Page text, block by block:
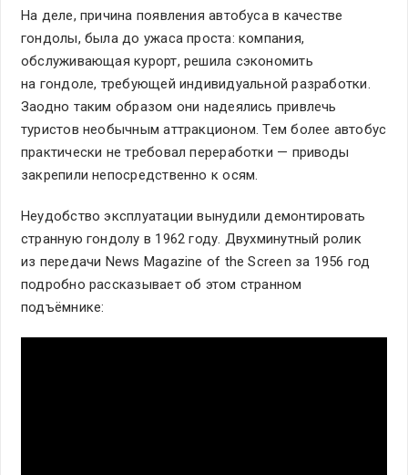
На деле, причина появления автобуса в качестве
гондолы, была до ужаса проста: компания,
обслуживающая курорт, решила сэкономить
на гондоле, требующей индивидуальной разработки.
Заодно таким образом они надеялись привлечь
туристов необычным аттракционом. Тем более автобус
практически не требовал переработки — приводы
закрепили непосредственно к осям.
Неудобство эксплуатации вынудили демонтировать
странную гондолу в 1962 году. Двухминутный ролик
из передачи News Magazine of the Screen за 1956 год
подробно рассказывает об этом странном
подъёмнике: